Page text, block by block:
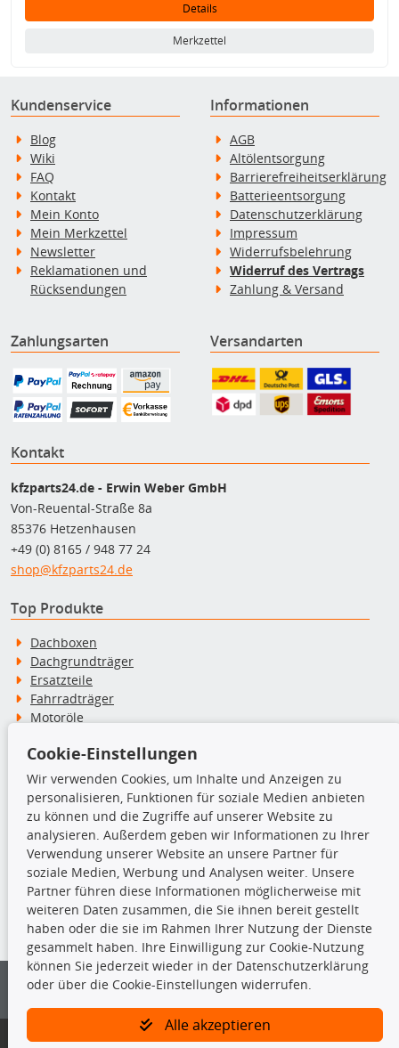
Details
Merkzettel
Kundenservice
Blog
Wiki
FAQ
Kontakt
Mein Konto
Mein Merkzettel
Newsletter
Reklamationen und
Rücksendungen
Informationen
AGB
Altölentsorgung
Barrierefreiheitserklärung
Batterieentsorgung
Datenschutzerklärung
Impressum
Widerrufsbelehrung
Widerruf des Vertrags
Zahlung & Versand
Zahlungsarten Versandarten
Kontakt
kfzparts24.de - Erwin Weber GmbH
Von-Reuental-Straße 8a
85376 Hetzenhausen
+49 (0) 8165 / 948 77 24
shop@kfzparts24.de
Top Produkte
Dachboxen
Dachgrundträger
Ersatzteile
Fahrradträger
Motoröle
Schneeketten
TecDoc Inside
Die hier angezeigten Daten insbesondere die gesamte Datenbank dürfen
nicht kopiert werden.
Es ist zu unterlassen, die Daten oder die gesamte Datenbank ohne
vorherige Zustimmung von TecDoc zu vervielfältigen, zu verbreiten
und/oder diese Handlungen durch Dritte ausführen zu lassen. Ein
Bitte prüfen Sie, ob das über unseren Onlineshop identifizierte Ersatzteil
Cookie-Einstellungen
Wir verwenden Cookies, um Inhalte und Anzeigen zu
personalisieren, Funktionen für soziale Medien anbieten
zu können und die Zugriffe auf unserer Website zu
analysieren. Außerdem geben wir Informationen zu Ihrer
Verwendung unserer Website an unsere Partner für
soziale Medien, Werbung und Analysen weiter. Unsere
Partner führen diese Informationen möglicherweise mit
weiteren Daten zusammen, die Sie ihnen bereit gestellt
haben oder die sie im Rahmen Ihrer Nutzung der Dienste
gesammelt haben. Ihre Einwilligung zur Cookie-Nutzung
können Sie jederzeit wieder in der Datenschutzerklärung
oder über die Cookie-Einstellungen widerrufen.
Alle akzeptieren